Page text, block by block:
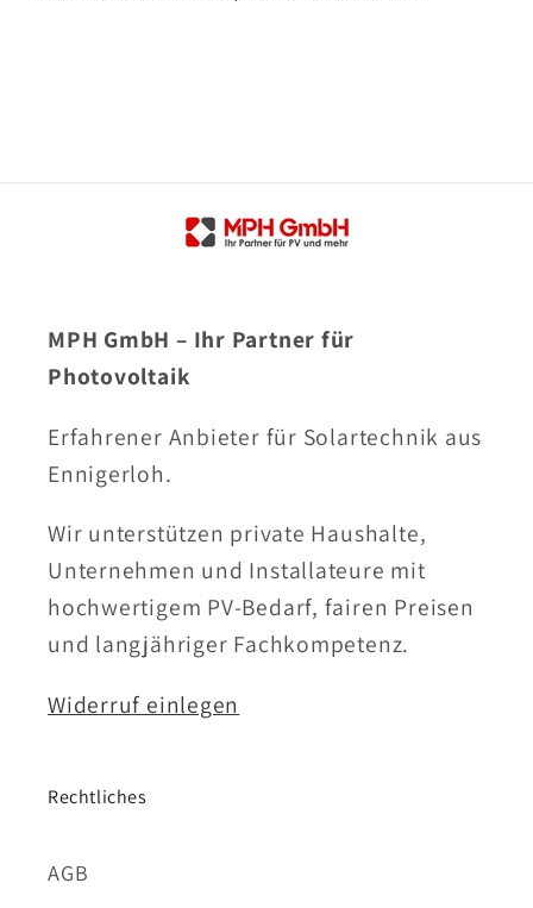
MPH GmbH – Ihr Partner für
Photovoltaik
Erfahrener Anbieter für Solartechnik aus
Ennigerloh.
Wir unterstützen private Haushalte,
Unternehmen und Installateure mit
hochwertigem PV-Bedarf, fairen Preisen
und langjähriger Fachkompetenz.
Widerruf einlegen
Rechtliches
AGB